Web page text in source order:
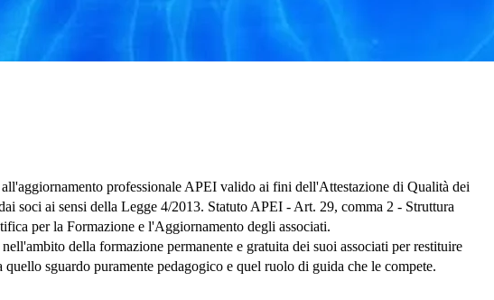
professionale APEI valido ai fini dell'Attestazione di Qualità dei
soci ai sensi della Legge 4/2013. Statuto APEI - Art. 29, comma 2 - Struttura
per la Formazione e l'Aggiornamento degli associati.
della formazione permanente e gratuita dei suoi associati per restituire
quello sguardo puramente pedagogico e quel ruolo di guida che le compete.